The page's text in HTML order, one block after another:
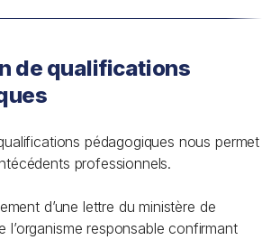
de qualifications
pédagogiques nous permet
professionnels.
d’une lettre du ministère de
l’organisme responsable confirmant